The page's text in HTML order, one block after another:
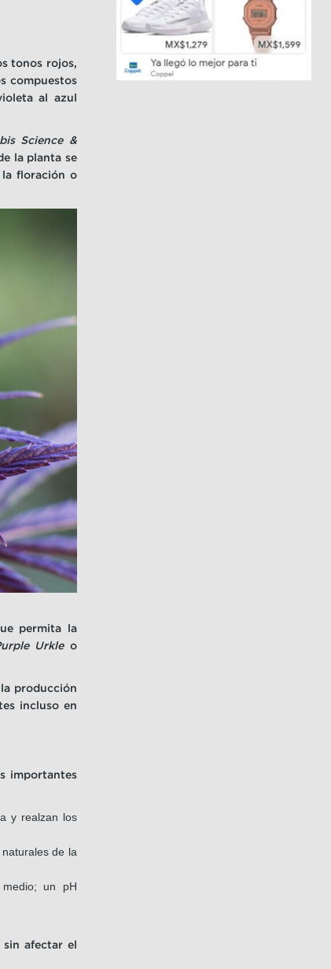
tonos rojos,
compuestos
al azul
Science &
la planta se
la floración o
permita la
Urkleo
producción
incluso en
importantes
y realzan los
de la
un pH
sin afectar el